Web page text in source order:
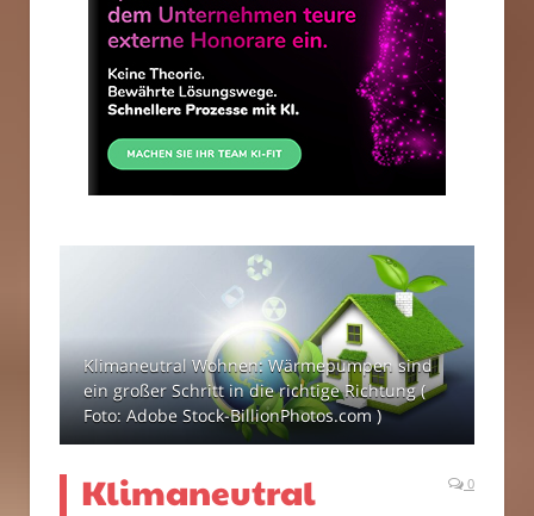
Klimaneutral Wohnen: Wärmepumpen sind
ein großer Schritt in die richtige Richtung (
Foto: Adobe Stock-BillionPhotos.com )
Klimaneutral
0